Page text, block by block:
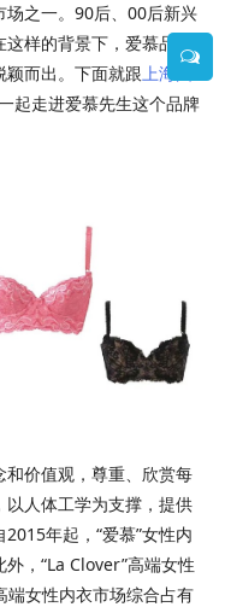
场之一。90后、00后新兴
样的背景下，爱慕品牌
而出。下面就跟上海国
起走进爱慕先生这个品牌
价值观，尊重、欣赏每
人体工学为支撑，提供
年起，“爱慕”女性内
，“La Clover”高端女性
女性内衣市场综合占有